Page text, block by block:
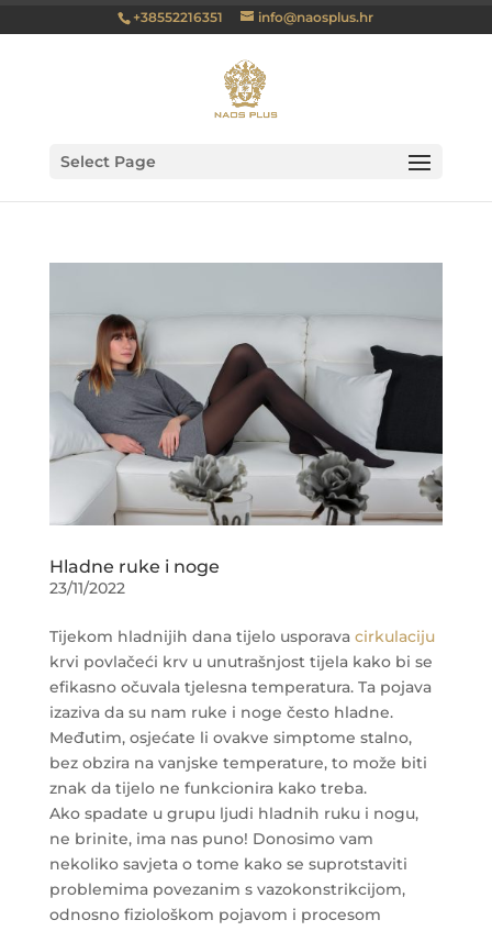
+38552216351 info@naosplus.hr
Select Page
Hladne ruke i noge
23/11/2022
Tijekom hladnijih dana tijelo usporava cirkulaciju
krvi povlačeći krv u unutrašnjost tijela kako bi se
efikasno očuvala tjelesna temperatura. Ta pojava
izaziva da su nam ruke i noge često hladne.
Međutim, osjećate li ovakve simptome stalno,
bez obzira na vanjske temperature, to može biti
znak da tijelo ne funkcionira kako treba.
Ako spadate u grupu ljudi hladnih ruku i nogu,
ne brinite, ima nas puno! Donosimo vam
nekoliko savjeta o tome kako se suprotstaviti
problemima povezanim s vazokonstrikcijom,
odnosno fiziološkom pojavom i procesom